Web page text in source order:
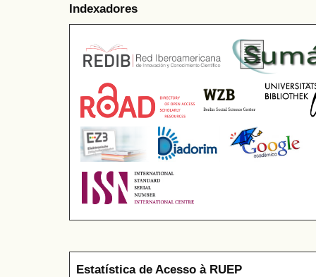
Indexadores
Estatística de Acesso à RUEP